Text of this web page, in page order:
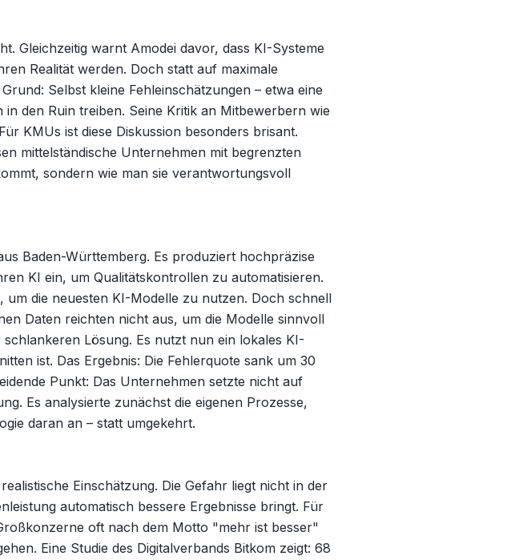
Gleichzeitig warnt Amodei davor, dass KI-Systeme
Realität werden. Doch statt auf maximale
Selbst kleine Fehleinschätzungen – etwa eine
den Ruin treiben. Seine Kritik an Mitbewerbern wie
KMUs ist diese Diskussion besonders brisant.
mittelständische Unternehmen mit begrenzten
sondern wie man sie verantwortungsvoll
Baden-Württemberg. Es produziert hochpräzise
KI ein, um Qualitätskontrollen zu automatisieren.
die neuesten KI-Modelle zu nutzen. Doch schnell
Daten reichten nicht aus, um die Modelle sinnvoll
Lösung. Es nutzt nun ein lokales KI-
ist. Das Ergebnis: Die Fehlerquote sank um 30
Punkt: Das Unternehmen setzte nicht auf
Es analysierte zunächst die eigenen Prozesse,
daran an – statt umgekehrt.
Einschätzung. Die Gefahr liegt nicht in der
automatisch bessere Ergebnisse bringt. Für
oft nach dem Motto "mehr ist besser"
Eine Studie des Digitalverbands Bitkom zeigt: 68